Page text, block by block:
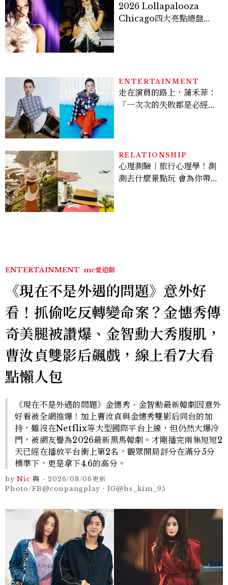
2026 Lollapalooza
Chicago四大亮點總盤
ENTERTAINMENT
走在演員的路上，蒲禾菲：
「一次次的失敗都是必經過
RELATIONSHIP
心理測驗｜旅行心理學！測
測去什麼景點玩 會為你帶來
ENTERTAINMENT mc愛追劇
《現在不是外遇的問題》意外好
看！抓偷吃反轉變命案？金憓秀傳
奇美腿被讚爆、金智勳大秀腹肌，
曹汝貞雙影后飆戲，線上看7大看
點懶人包
《現在不是外遇的問題》金憓秀、金智勳最新韓劇因意外
好看被全網推爆！加上曹汝貞與金憓秀雙影后同台的加
持，雖沒在Netflix等大型國際平台上線，但仍然大爆冷
門，被網友譽為2026最新黑馬韓劇。才剛播完兩集短短2
天已經在播放平台衝上第2名，觀眾開局評分在滿分5分
標準下，更是拿下4.6的高分。
by Nic 與 -2026/08/06更新
Photo/FB@coupangplay、IG@hs_kim_95